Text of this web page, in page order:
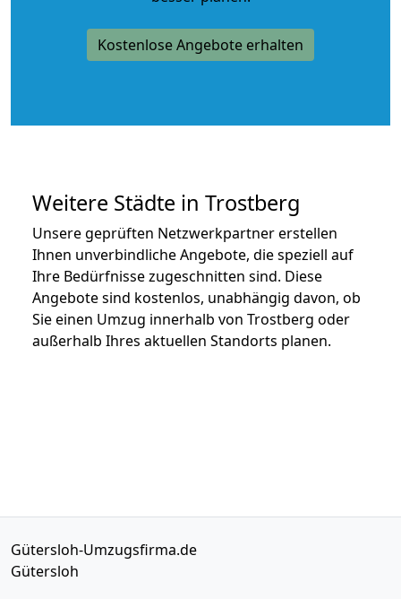
Kostenlose Angebote erhalten
Weitere Städte in Trostberg
Unsere geprüften Netzwerkpartner erstellen
Ihnen unverbindliche Angebote, die speziell auf
Ihre Bedürfnisse zugeschnitten sind. Diese
Angebote sind kostenlos, unabhängig davon, ob
Sie einen Umzug innerhalb von Trostberg oder
außerhalb Ihres aktuellen Standorts planen.
Gütersloh-Umzugsfirma.de
Gütersloh